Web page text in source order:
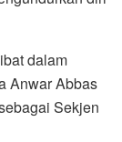
dalam
Anwar Abbas
Sekjen